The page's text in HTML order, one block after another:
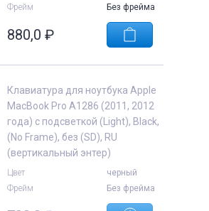
Фрейм
Без фрейма
880,0 ₽
Клавиатура для ноутбука Apple
MacBook Pro A1286 (2011, 2012
года) с подсветкой (Light), Black,
(No Frame), без (SD), RU
(вертикальный энтер)
Цвет
черный
Фрейм
Без фрейма